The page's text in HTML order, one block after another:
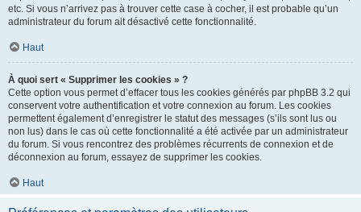
etc. Si vous n’arrivez pas à trouver cette case à cocher, il est probable qu’un
administrateur du forum ait désactivé cette fonctionnalité.
Haut
À quoi sert « Supprimer les cookies » ?
Cette option vous permet d’effacer tous les cookies générés par phpBB 3.2 qui
conservent votre authentification et votre connexion au forum. Les cookies
permettent également d’enregistrer le statut des messages (s’ils sont lus ou
non lus) dans le cas où cette fonctionnalité a été activée par un administrateur
du forum. Si vous rencontrez des problèmes récurrents de connexion et de
déconnexion au forum, essayez de supprimer les cookies.
Haut